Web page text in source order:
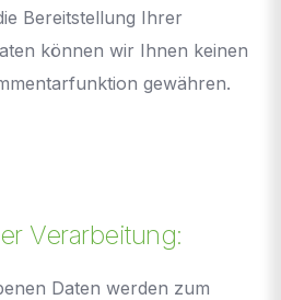
Bereitstellung Ihrer
können wir Ihnen keinen
gewähren.
Verarbeitung:
Daten werden zum